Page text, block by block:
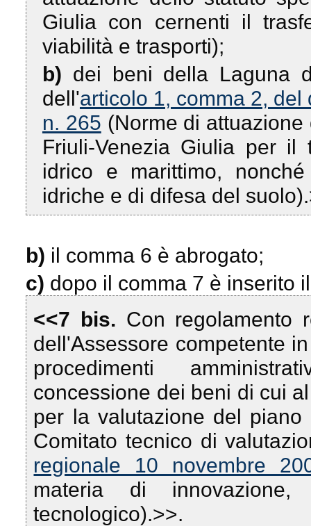
Giulia con cernenti il
viabilità e trasporti);
b) dei beni della Laguna
dell'articolo 1, comma 2,
n. 265 (Norme di
Friuli-Venezia Giulia per il
idrico e marittimo,
idriche e di difesa del
b) il comma 6 è abrogato;
c) dopo il comma 7 è inserito
<<7 bis. Con regolamento
dell'Assessore competente
procedimenti
concessione dei beni di cui
per la valutazione del
Comitato tecnico di
regionale 10 novembre
materia di
tecnologico).>>.